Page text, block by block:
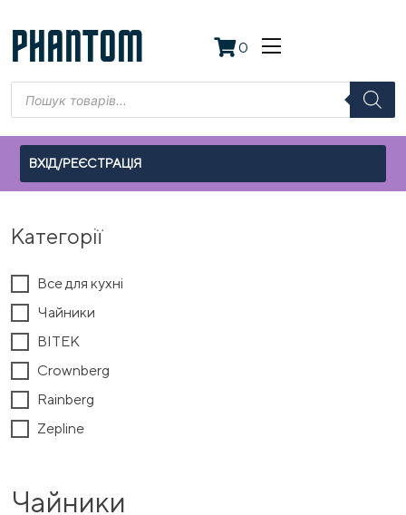
to
content
PHANTOM 0
Пошук
товарів
ВХІД/РЕЄСТРАЦІЯ
Категорії
Все для кухні
Чайники
BITEK
Crownberg
Rainberg
Zepline
Чайники